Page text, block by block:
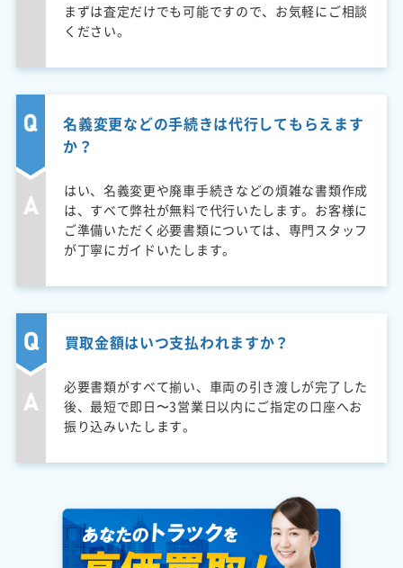
まずは査定だけでも可能ですので、お気軽にご相談
ください。
名義変更などの手続きは代行してもらえます
か？
はい、名義変更や廃車手続きなどの煩雑な書類作成
は、すべて弊社が無料で代行いたします。お客様に
ご準備いただく必要書類については、専門スタッフ
が丁寧にガイドいたします。
買取金額はいつ支払われますか？
必要書類がすべて揃い、車両の引き渡しが完了した
後、最短で即日〜3営業日以内にご指定の口座へお
振り込みいたします。